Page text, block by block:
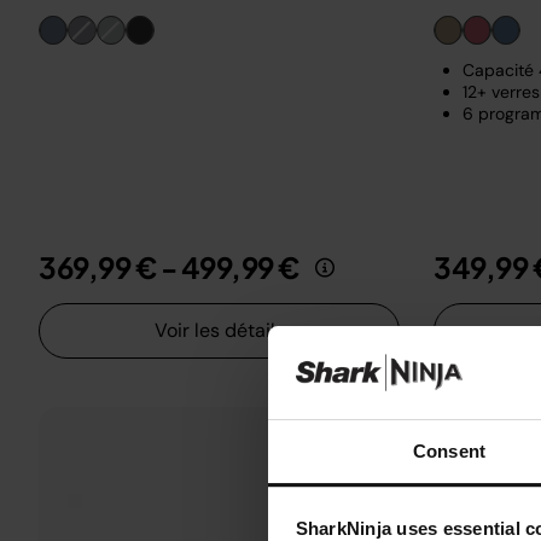
Consent
SharkNinja uses essential
369,99 € - 499,99 €
Voir les détails
Capacité
12+
6
349,99